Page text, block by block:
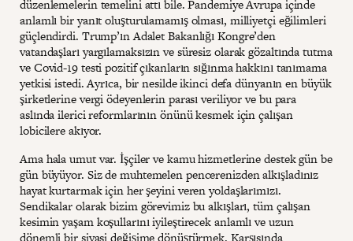
düzenlemelerin temelini attı bile. Pandemiye Avrupa içinde
anlamlı bir yanıt oluşturulamamış olması, milliyetçi eğilimleri
güçlendirdi. Trump’ın Adalet Bakanlığı Kongre’den
vatandaşları yargılamaksızın ve süresiz olarak gözaltında tutma
ve Covid-19 testi pozitif çıkanların sığınma hakkını tanımama
yetkisi istedi. Ayrıca, bir nesilde ikinci defa dünyanın en büyük
şirketlerine vergi ödeyenlerin parası veriliyor ve bu para
aslında ilerici reformlarının önünü kesmek için çalışan
lobicilere akıyor.
Ama hala umut var. İşçiler ve kamu hizmetlerine destek gün be
gün büyüyor. Siz de muhtemelen pencerenizden alkışladınız
hayat kurtarmak için her şeyini veren yoldaşlarımızı.
Sendikalar olarak bizim görevimiz bu alkışları, tüm çalışan
kesimin yaşam koşullarını iyileştirecek anlamlı ve uzun
dönemli bir siyasi değişime dönüştürmek. Karşısında